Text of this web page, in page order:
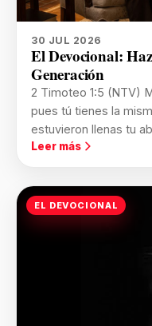
30 JUL 2026
El Devocional:
Generación
2 Timoteo 1:5 (NTV)
pues tú tienes la
estuvieron llenas tu
Leer más
EL DEVOCIONAL